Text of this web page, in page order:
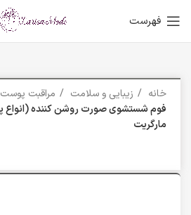
فهرست
خانه زیبایی و سلامت
مراقبت پوست
مارگریت